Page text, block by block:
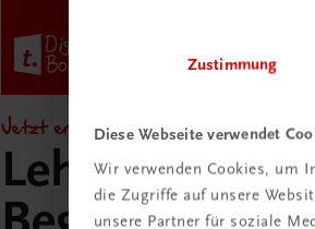
Zustimmung
Diese Webseite verwendet
Wir verwenden Cookies, um
die Zugriffe auf unsere
unsere Partner für soziale
Jetzt entdecken!
Lehrer/innen-